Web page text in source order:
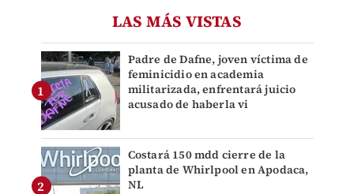
LAS MÁS VISTAS
Padre de Dafne, joven víctima de
feminicidio en academia
militarizada, enfrentará juicio
acusado de haberla vi
Costará 150 mdd cierre de la
planta de Whirlpool en Apodaca,
NL